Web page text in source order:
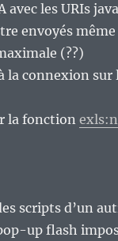
avec les URIs
envoyés
(??)
connexion sur
la fonction
scripts d’un
up flash